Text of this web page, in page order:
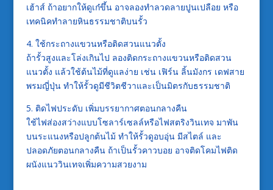
เฮ้าส์ ถ้าอยากให้ดูเก๋ขึ้น อาจลองทำลวดลายปูนเปลือย หรือ
เทคนิคทำลายหินธรรมชาติบนรั้ว
4. ใช้กระถางแขวนหรือติดสวนแนวตั้ง
ถ้ารั้วสูงและโล่งเกินไป ลองติดกระถางแขวนหรือติดสวน
แนวตั้ง แล้วใช้ต้นไม้ที่ดูแลง่าย เช่น เฟิร์น ลิ้นมังกร เดฟสาย
พรมญี่ปุ่น ทำให้รั้วดูมีชีวิตชีวาและเป็นมิตรกับธรรมชาติ
5. ติดไฟประดับ เพิ่มบรรยากาศตอนกลางคืน
ใช้ไฟส่องสว่างแบบโซลาร์เซลล์หรือไฟสตริงวินเทจ มาพัน
บนระแนงหรือปลูกต้นไม้ ทำให้รั้วดูอบอุ่น มีสไตล์ และ
ปลอดภัยตอนกลางคืน ถ้าเป็นรั้วคาวบอย อาจติดโคมไฟติด
ผนังแนววินเทจเพิ่มความสวยงาม